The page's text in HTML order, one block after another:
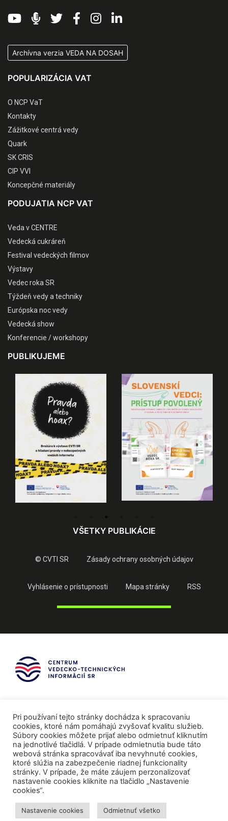
Archívna verzia VEDA NA DOSAH
POPULARIZÁCIA VAT
O NCP VaT
Kontakty
Zážitkové centrá vedy
Quark
SK CRIS
CIP VVI
Koncepčné materiály
PODUJATIA NCP VAT
Veda v CENTRE
Vedecká cukráreň
Festival vedeckých filmov
Výstavy
Vedec roka SR
Týždeň vedy a techniky
Európska noc vedy
Vedecká show
Konferencie / workshopy
PUBLIKUJEME
VŠETKY PUBLIKÁCIE
© CVTI SR Zásady ochrany osobných údajov
Vyhlásenie o prístupnosti Mapa stránky RSS
Mediálni partneri
Pri používaní tejto stránky dochádza k spracovaniu
cookies, ktoré nám pomáhajú zvyšovať kvalitu služieb.
Súbory cookies môžete prijať alebo odmietnuť kliknutím
na jednotlivé tlačidlá. V prípade odmietnutia bude táto
webová stránka spracovávať iba nevyhnuté cookies,
ktoré slúžia na zabezpečenie riadnej funkcionality
stránky. V prípade, že máte záujem perzonalizovať
nastavenie cookies kliknite na tlačidlo „Nastavenie
cookies“.
Nastavenie cookies Odmietnuť všetko